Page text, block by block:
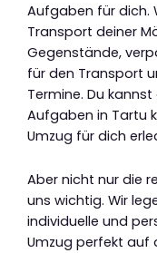
Aufgaben für dich.
Transport deiner
Gegenstände,
für den Transport
Termine. Du
Aufgaben in Tartu
Umzug für dich
Aber nicht nur die
uns wichtig. Wir
individuelle und
Umzug perfekt auf